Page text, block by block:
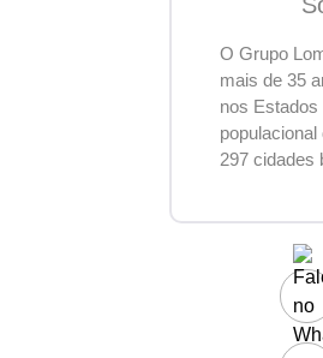
O Grupo
mais de 35
nos
297 cidades